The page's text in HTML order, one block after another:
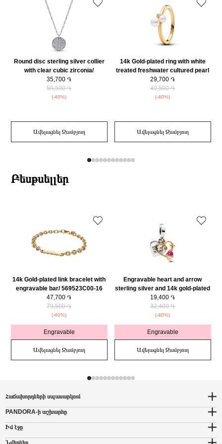
Զարդի Չափսը
54
Round disc sterling silver collier
with clear cubic zirconia/
392632C01-45
35,700 ֏
59,500 ֏
(-40%)
Ավելացնել Զամբյուղ
14k Gold-plated ring with white
treated freshwater cultured pearl
and clear cubic zirconia/
163156C01-50
29,700 ֏
49,500 ֏
(-40%)
Ավելացնել Զամբյուղ
Բեսթսելլեր
14k Gold-plated link bracelet with
engravable bar/ 569523C00-16
47,700 ֏
79,500 ֏
(-40%)
Engravable
Ավելացնել Զամբյուղ
Engravable heart and arrow
sterling silver and 14k gold-plated
double dangle with red cubic
zirconia/ 763622C01
19,400 ֏
32,400 ֏
(-40%)
Engravable
Ավելացնել Զամբյուղ
Հաճախորդների սպասարկում
PANDORA-ի աշխարհը
Իմ էջը
Նվերներ